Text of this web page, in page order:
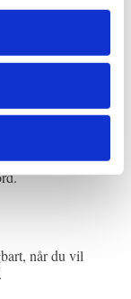
og til generel
der skal
men vær
når du vil